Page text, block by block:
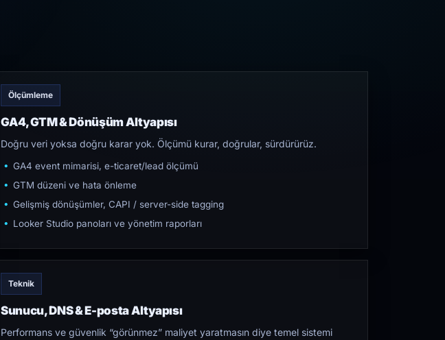
Ölçümleme
GA4, GTM & Dönüşüm Altyapısı
Doğru veri yoksa doğru karar yok. Ölçümü kurar, doğrular, sürdürürüz.
GA4 event mimarisi, e-ticaret/lead ölçümü
GTM düzeni ve hata önleme
Gelişmiş dönüşümler, CAPI / server-side tagging
Looker Studio panoları ve yönetim raporları
Teknik
Sunucu, DNS & E-posta Altyapısı
Performans ve güvenlik “görünmez” maliyet yaratmasın diye temel sistemi